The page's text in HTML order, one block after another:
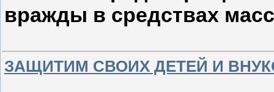
вражды в средствах
ЗАЩИТИМ СВОИХ ДЕТЕЙ И